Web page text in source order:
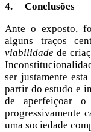
4. Conclusões
Ante o exposto,
alguns traços
viabilidade de
ser justamente
partir do estudo e
de aperfeiçoar
progressivamente
uma sociedade